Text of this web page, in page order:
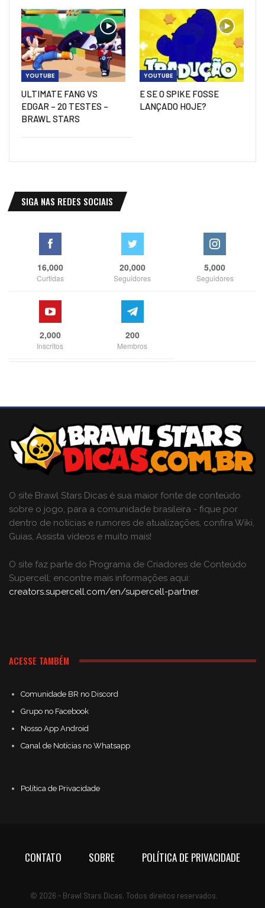
YOUTUBE
ULTIMATE FANG VS
EDGAR – 20 TESTES –
BRAWL STARS
YOUTUBE
E SE O SPIKE FOSSE
LANÇADO HOJE?
SIGA NAS REDES SOCIAIS
16,000
Curtidas
20,000
Seguidores
5,000
Seguidores
2,000
Inscritos
200
Membros
O site Brawl Stars Dicas é sua maior fonte de conteúdo
sobre o jogo, para a comunidade brasileira - fique por
dentro de notícias e rumores de atualizações, confira Wiki,
Guias, Assista vídeos e muito mais!
O site faz parte do Programa de Criadores de Conteúdo
Supercell; encontre mais informações aqui:
creators.supercell.com/en/supercell-partner.
ACESSE TAMBÉM
Comunidade BR no Discord
Grupo no Facebook
Nosso App Android
Canal de Notícias no Whatsapp
Política de Privacidade
CONTATO SOBRE POLÍTICA DE PRIVACIDADE
© 2026 - Brawl Stars Dicas. Todos direitos reservados.